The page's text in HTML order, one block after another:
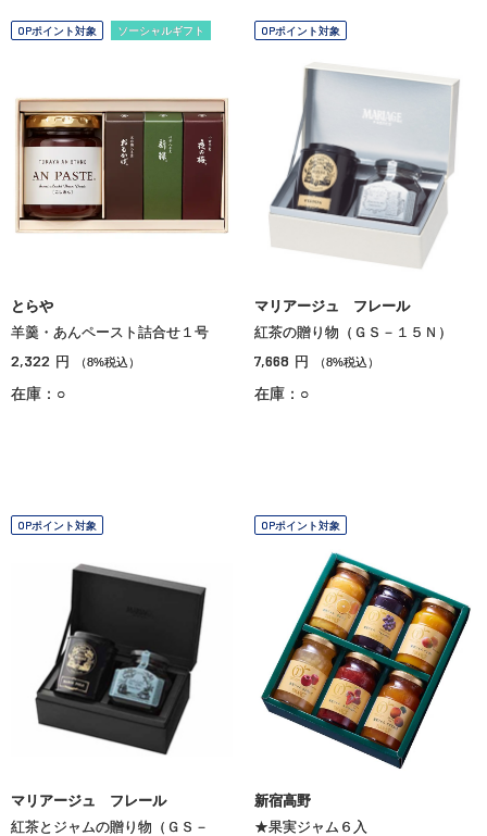
OPポイント対象 ソーシャルギフト
とらや
羊羹・あんペースト詰合せ１号
2,322 円 （8%税込）
在庫：○
OPポイント対象
マリアージュ フレール
紅茶の贈り物（ＧＳ－１５Ｎ）
7,668 円 （8%税込）
在庫：○
OPポイント対象
マリアージュ フレール
紅茶とジャムの贈り物（ＧＳ－
OPポイント対象
新宿高野
★果実ジャム６入